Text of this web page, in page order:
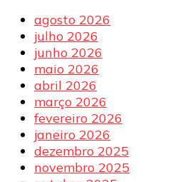
agosto 2026
julho 2026
junho 2026
maio 2026
abril 2026
março 2026
fevereiro 2026
janeiro 2026
dezembro 2025
novembro 2025